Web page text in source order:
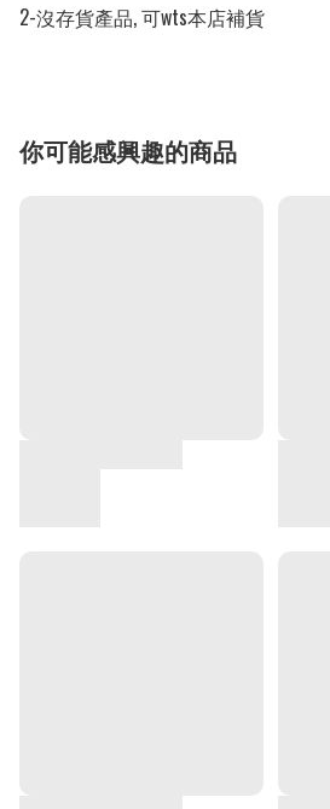
2-沒存貨產品, 可wts本店補貨
你可能感興趣的商品